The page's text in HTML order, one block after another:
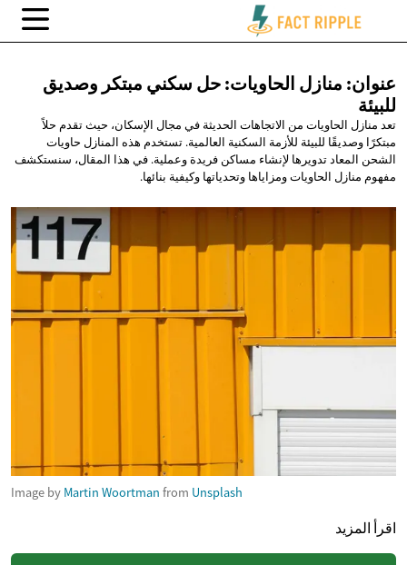
عنوان: منازل الحاويات: حل سكني مبتكر وصديق
للبيئة
تعد منازل الحاويات من الاتجاهات الحديثة في مجال الإسكان، حيث تقدم حلاً
مبتكرًا وصديقًا للبيئة للأزمة السكنية العالمية. تستخدم هذه المنازل حاويات
الشحن المعاد تدويرها لإنشاء مساكن فريدة وعملية. في هذا المقال، سنستكشف
مفهوم منازل الحاويات ومزاياها وتحدياتها وكيفية بنائها.
Image by Martin Woortman from Unsplash
اقرأ المزيد